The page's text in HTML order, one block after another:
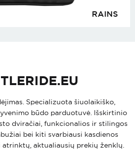
RAINS
Specializuota šiuolaikiško,
būdo parduotuvė. Išskirtinio
dviračiai, funkcionalios ir stilingos
bei kiti svarbiausi kasdienos
aktualiausių prekių ženklų.